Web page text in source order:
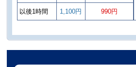
以後1時間 1,100円 990円